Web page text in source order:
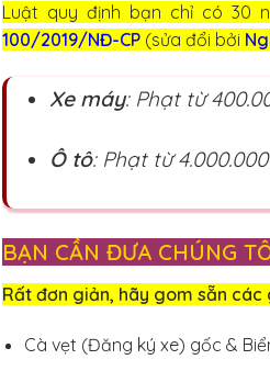
Luật quy định bạn chỉ có 30
100/2019/NĐ-CP(sửa đổi bởi
Xe máy: Phạt từ
Ô tô: Phạt từ
BẠN CẦN ĐƯA CHÚNG
Rất đơn giản, hãy gom sẵn các
Cà vẹt (Đăng ký xe) gốc &